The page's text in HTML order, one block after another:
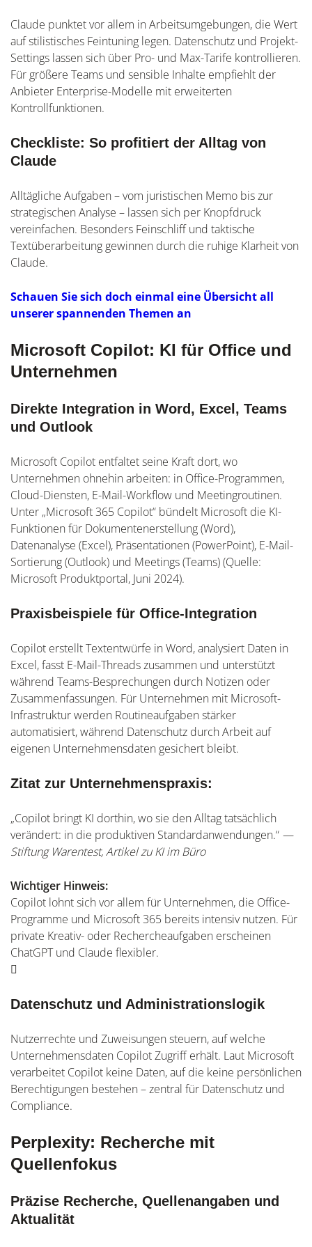
Claude punktet vor allem in Arbeitsumgebungen, die Wert
auf stilistisches Feintuning legen. Datenschutz und Projekt-
Settings lassen sich über Pro- und Max-Tarife kontrollieren.
Für größere Teams und sensible Inhalte empfiehlt der
Anbieter Enterprise-Modelle mit erweiterten
Kontrollfunktionen.
Checkliste: So profitiert der Alltag von
Claude
Alltägliche Aufgaben – vom juristischen Memo bis zur
strategischen Analyse – lassen sich per Knopfdruck
vereinfachen. Besonders Feinschliff und taktische
Textüberarbeitung gewinnen durch die ruhige Klarheit von
Claude.
Schauen Sie sich doch einmal eine Übersicht all
unserer spannenden Themen an
Microsoft Copilot: KI für Office und
Unternehmen
Direkte Integration in Word, Excel, Teams
und Outlook
Microsoft Copilot entfaltet seine Kraft dort, wo
Unternehmen ohnehin arbeiten: in Office-Programmen,
Cloud-Diensten, E-Mail-Workflow und Meetingroutinen.
Unter „Microsoft 365 Copilot“ bündelt Microsoft die KI-
Funktionen für Dokumentenerstellung (Word),
Datenanalyse (Excel), Präsentationen (PowerPoint), E-Mail-
Sortierung (Outlook) und Meetings (Teams) (Quelle:
Microsoft Produktportal, Juni 2024).
Praxisbeispiele für Office-Integration
Copilot erstellt Textentwürfe in Word, analysiert Daten in
Excel, fasst E-Mail-Threads zusammen und unterstützt
während Teams-Besprechungen durch Notizen oder
Zusammenfassungen. Für Unternehmen mit Microsoft-
Infrastruktur werden Routineaufgaben stärker
automatisiert, während Datenschutz durch Arbeit auf
eigenen Unternehmensdaten gesichert bleibt.
Zitat zur Unternehmenspraxis:
„Copilot bringt KI dorthin, wo sie den Alltag tatsächlich
verändert: in die produktiven Standardanwendungen.“ —
Stiftung Warentest, Artikel zu KI im Büro
Wichtiger Hinweis:
Copilot lohnt sich vor allem für Unternehmen, die Office-
Programme und Microsoft 365 bereits intensiv nutzen. Für
private Kreativ- oder Rechercheaufgaben erscheinen
ChatGPT und Claude flexibler.
Datenschutz und Administrationslogik
Nutzerrechte und Zuweisungen steuern, auf welche
Unternehmensdaten Copilot Zugriff erhält. Laut Microsoft
verarbeitet Copilot keine Daten, auf die keine persönlichen
Berechtigungen bestehen – zentral für Datenschutz und
Compliance.
Perplexity: Recherche mit
Quellenfokus
Präzise Recherche, Quellenangaben und
Aktualität